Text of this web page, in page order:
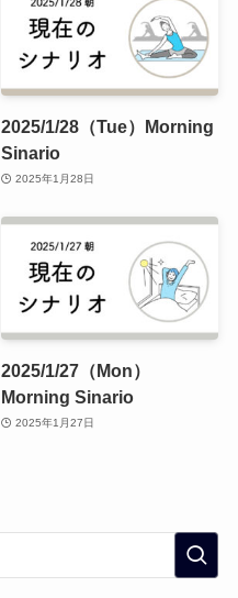
2025/1/28（Tue）Morning
Sinario
2025年1月28日
2025/1/27（Mon）
Morning Sinario
2025年1月27日